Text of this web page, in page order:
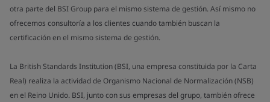
otra parte del BSI Group para el mismo sistema de gestión. Así mismo no
ofrecemos consultoría a los clientes cuando también buscan la
certificación en el mismo sistema de gestión.
La British Standards Institution (BSI, una empresa constituida por la Carta
Real) realiza la actividad de Organismo Nacional de Normalización (NSB)
en el Reino Unido. BSI, junto con sus empresas del grupo, también ofrece